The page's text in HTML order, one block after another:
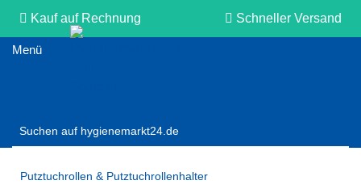
Kauf auf Rechnung Schneller Versand
Putztuchrollen & Putztuchrollenhalter